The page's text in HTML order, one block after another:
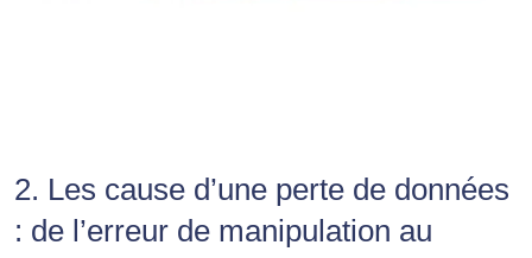
2. Les cause d’une perte de données
: de l’erreur de manipulation au